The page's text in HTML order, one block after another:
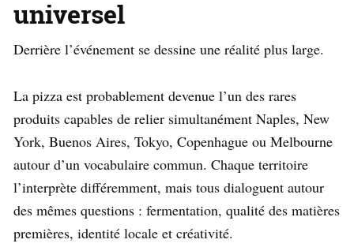
universel
Derrière l’événement se dessine une réalité plus large.
La pizza est probablement devenue l’un des rares
produits capables de relier simultanément Naples, New
York, Buenos Aires, Tokyo, Copenhague ou Melbourne
autour d’un vocabulaire commun. Chaque territoire
l’interprète différemment, mais tous dialoguent autour
des mêmes questions : fermentation, qualité des matières
premières, identité locale et créativité.